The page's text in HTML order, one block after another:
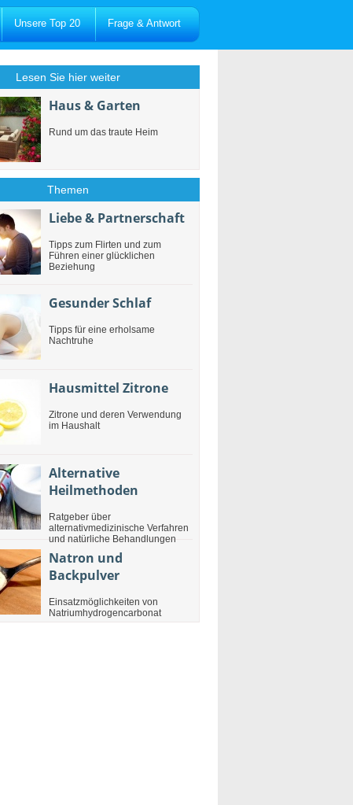
Unsere Top 20 Frage & Antwort
Lesen Sie hier weiter
Haus & Garten
Rund um das traute Heim
Themen
Liebe & Partnerschaft
Tipps zum Flirten und zum
Führen einer glücklichen
Beziehung
Gesunder Schlaf
Tipps für eine erholsame
Nachtruhe
Hausmittel Zitrone
Zitrone und deren Verwendung
im Haushalt
Alternative
Heilmethoden
Ratgeber über
alternativmedizinische Verfahren
und natürliche Behandlungen
Natron und
Backpulver
Einsatzmöglichkeiten von
Natriumhydrogencarbonat